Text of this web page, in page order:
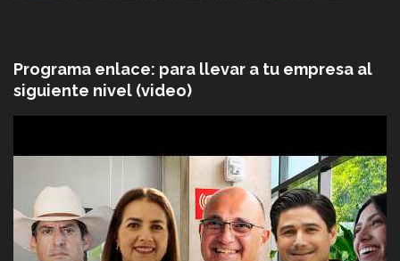
Programa enlace: para llevar a tu empresa al
siguiente nivel (video)